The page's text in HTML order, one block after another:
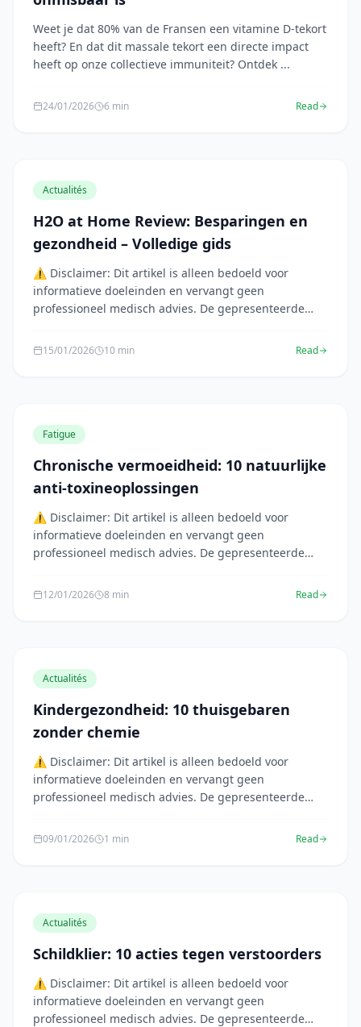
Weet je dat 80% van de Fransen een vitamine D-tekort
heeft? En dat dit massale tekort een directe impact
heeft op onze collectieve immuniteit? Ontdek ...
24/01/2026 6 min Read
Actualités
H2O at Home Review: Besparingen en
gezondheid – Volledige gids
⚠️ Disclaimer: Dit artikel is alleen bedoeld voor
informatieve doeleinden en vervangt geen
professioneel medisch advies. De gepresenteerde
15/01/2026 10 min Read
Fatigue
Chronische vermoeidheid: 10 natuurlijke
anti-toxineoplossingen
⚠️ Disclaimer: Dit artikel is alleen bedoeld voor
informatieve doeleinden en vervangt geen
professioneel medisch advies. De gepresenteerde
12/01/2026 8 min Read
Actualités
Kindergezondheid: 10 thuisgebaren
zonder chemie
⚠️ Disclaimer: Dit artikel is alleen bedoeld voor
informatieve doeleinden en vervangt geen
professioneel medisch advies. De gepresenteerde
09/01/2026 1 min Read
Actualités
Schildklier: 10 acties tegen verstoorders
⚠️ Disclaimer: Dit artikel is alleen bedoeld voor
informatieve doeleinden en vervangt geen
professioneel medisch advies. De gepresenteerde